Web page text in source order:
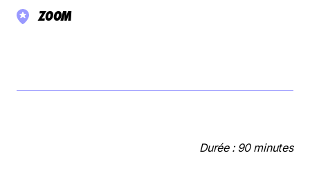
NOUS JOINDRE
ZOOM
Durée : 90 minutes